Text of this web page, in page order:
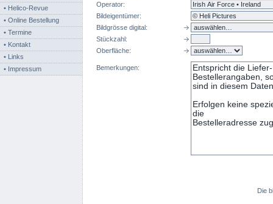
• Helico-Revue
• Online Bestellung
• Termine
• Kontakt
• Links
• Impressum
Operator:
Bildeigentümer:
Bildgrösse digital:
Stückzahl:
Oberfläche:
Bemerkungen:
Die